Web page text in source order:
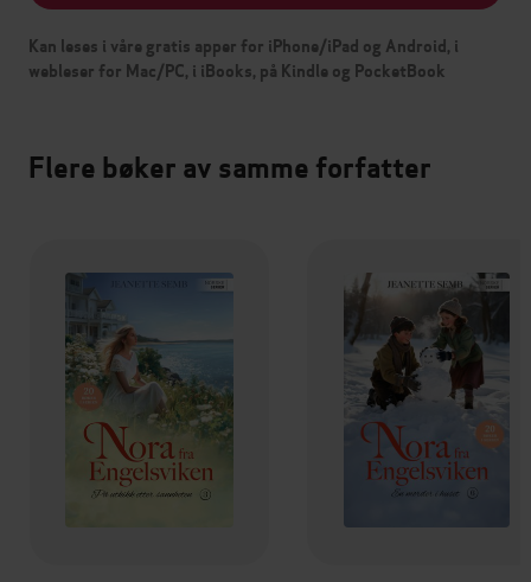
Kan leses i våre gratis apper for iPhone/iPad og Android, i
webleser for Mac/PC, i iBooks, på Kindle og PocketBook
Flere bøker av samme forfatter